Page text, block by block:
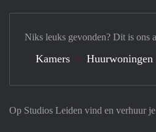
Op Studios Leiden vind en verhuur
Niks leuks gevonden? Dit is ons
Kamers Huurwoningen